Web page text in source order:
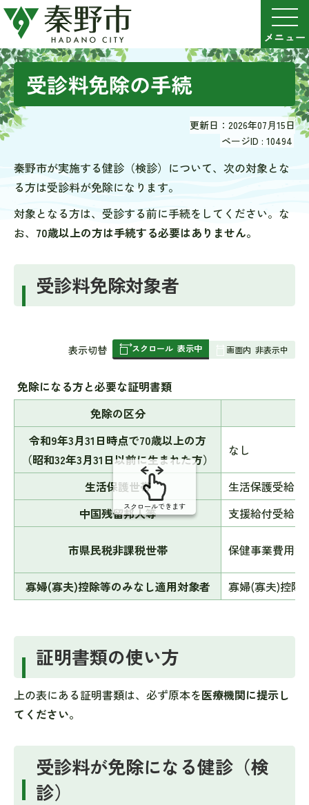
受診料免除の手続
更新日：2026年07月15日
ページID : 10494
秦野市が実施する健診（検診）について、次の対象とな
る方は受診料が免除になります。
対象となる方は、受診する前に手続をしてください。な
お、 70歳以上の方は手続する必要はありません。
受診料免除対象者
表
み
の
表示切替 スクロール 表示中 画面内 非表示中
免除になる方と必要な証明書類
免除の区分
令和9年3月31日時点で70歳以上の方
（昭和32年3月31日以前に生まれた方）
なし
生活保護世帯
生活保護受給証
中国残留邦人等
支援給付受給証
市県民税非課税世帯 保健事業費用
寡婦(寡夫)控除等のみなし適用対象者 寡婦(寡夫)控除
スクロールできます
証明書類の使い方
上の表にある証明書類は、必ず原本を医療機関に提示し
てください。
受診料が免除になる健診（検
診）